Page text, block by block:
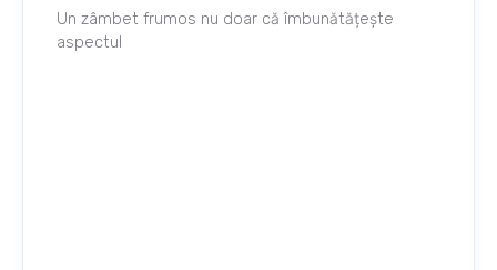
Un zâmbet frumos nu doar că îmbunătățește
aspectul